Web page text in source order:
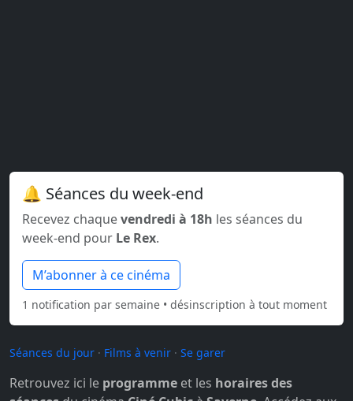
🔔 Séances du week-end
Recevez chaquevendredi à 18h les séances du
week-end pour Le Rex.
M’abonner à ce cinéma
1 notification par semaine • désinscription à tout moment
Séances du jour · Films à venir · Se garer
Retrouvez ici le programme et les horaires des